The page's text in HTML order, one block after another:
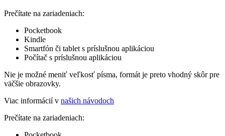
Prečítate na zariadeniach:
Pocketbook
Kindle
Smartfón či tablet s príslušnou aplikáciou
Počítač s príslušnou aplikáciou
Nie je možné meniť veľkosť písma, formát je preto vhodný skôr pre
väčšie obrazovky.
Viac informácií v našich návodoch
Prečítate na zariadeniach: